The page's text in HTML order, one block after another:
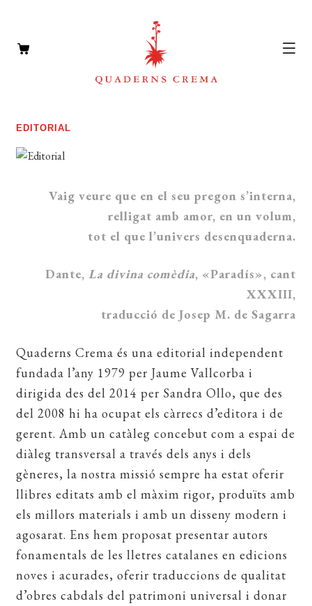
menú
L’EDITORIAL
el
FOREIGN RIGHTS
DISTRIBUCIÓ
CERCAR
WISHLIST
EDITORIAL
Vaig veure que en el seu pregon s’interna,
relligat amb amor, en un volum,
tot el que l’univers desenquaderna.
Dante,La divina comèdia, «Paradís», cant
XXXIII,
traducció de Josep M. de Sagarra
Quaderns Crema és una editorial independent
fundada l’any 1979 per Jaume Vallcorba i
dirigida des del 2014 per Sandra Ollo, que des
del 2008 hi ha ocupat els càrrecs d’editora i de
gerent. Amb un catàleg concebut com a espai de
diàleg transversal a través dels anys i dels
gèneres, la nostra missió sempre ha estat oferir
llibres editats amb el màxim rigor, produïts amb
els millors materials i amb un disseny modern i
agosarat. Ens hem proposat presentar autors
fonamentals de les lletres catalanes en edicions
noves i acurades, oferir traduccions de qualitat
d’obres cabdals del patrimoni universal i donar